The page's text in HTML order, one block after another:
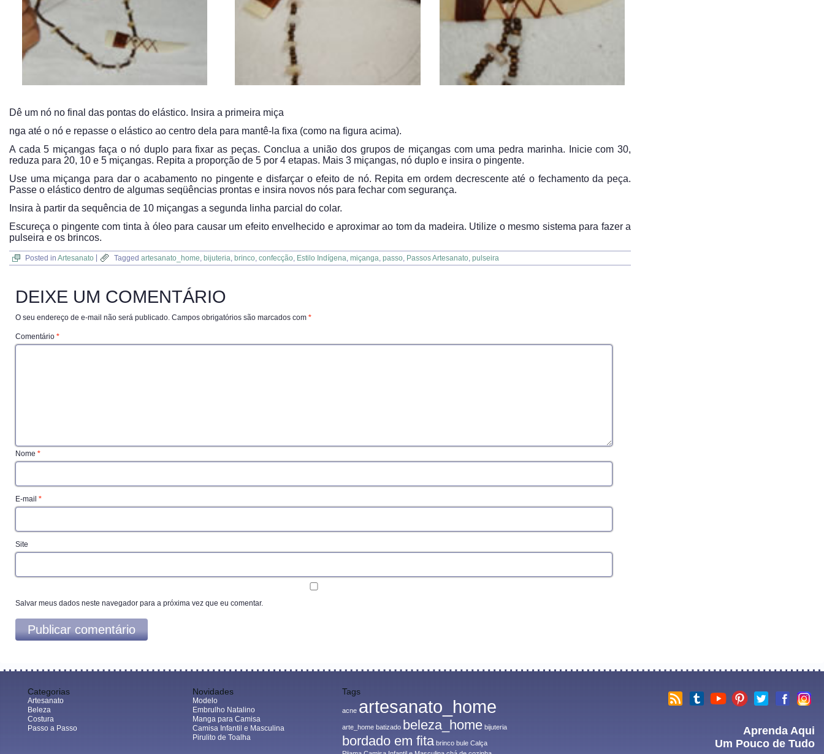
Dê um nó no final das pontas do elástico. Insira a primeira miça
nga até o nó e repasse o elástico ao centro dela para mantê-la fixa (como na figura acima).
A cada 5 miçangas faça o nó duplo para fixar as peças. Conclua a união dos grupos de miçangas com uma pedra marinha. Inicie com 30,
reduza para 20, 10 e 5 miçangas. Repita a proporção de 5 por 4 etapas. Mais 3 miçangas, nó duplo e insira o pingente.
Use uma miçanga para dar o acabamento no pingente e disfarçar o efeito de nó. Repita em ordem decrescente até o fechamento da peça.
Passe o elástico dentro de algumas seqüências prontas e insira novos nós para fechar com segurança.
Insira à partir da sequência de 10 miçangas a segunda linha parcial do colar.
Escureça o pingente com tinta à óleo para causar um efeito envelhecido e aproximar ao tom da madeira. Utilize o mesmo sistema para fazer a
pulseira e os brincos.
Posted in Artesanato Tagged artesanato_home bijuteria brinco confecção Estilo Indígena miçanga passo Passos Artesanato pulseira
DEIXE UM COMENTÁRIO
O seu endereço de e-mail não será publicado. Campos obrigatórios são marcados com *
Comentário *
Nome *
E-mail *
Site
Salvar meus dados neste navegador para a próxima vez que eu comentar.
Categorias
Artesanato
Beleza
Costura
Passo a Passo
Novidades
Modelo
Embrulho Natalino
Manga para Camisa
Camisa Infantil e Masculina
Pirulito de Toalha
Tags
acne artesanato_home
arte_home batizado beleza_home bijuteria
bordado em fita brinco bule Calça
Aprenda Aqui
Um Pouco de Tudo